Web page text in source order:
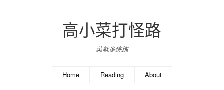
高小菜打怪路
菜就多练练
Home Reading About